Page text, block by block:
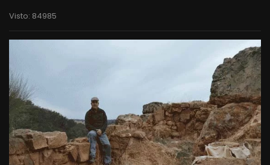
Visto: 84985